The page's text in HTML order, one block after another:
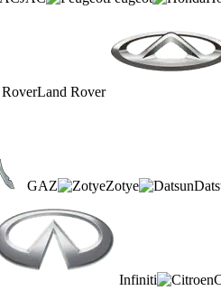
Land Rover
GAZ Zotye
Infiniti